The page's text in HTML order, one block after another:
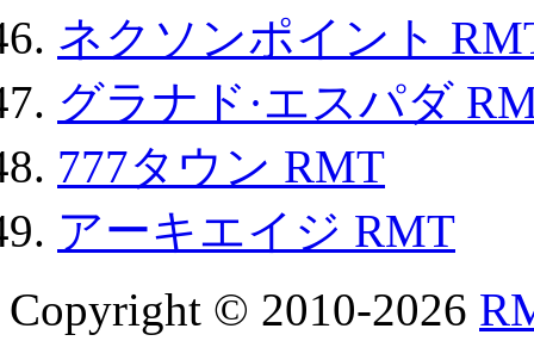
ネクソンポイント
グラナド·エスパダ
777タウン RMT
アーキエイジ RMT
Copyright © 2010-2026